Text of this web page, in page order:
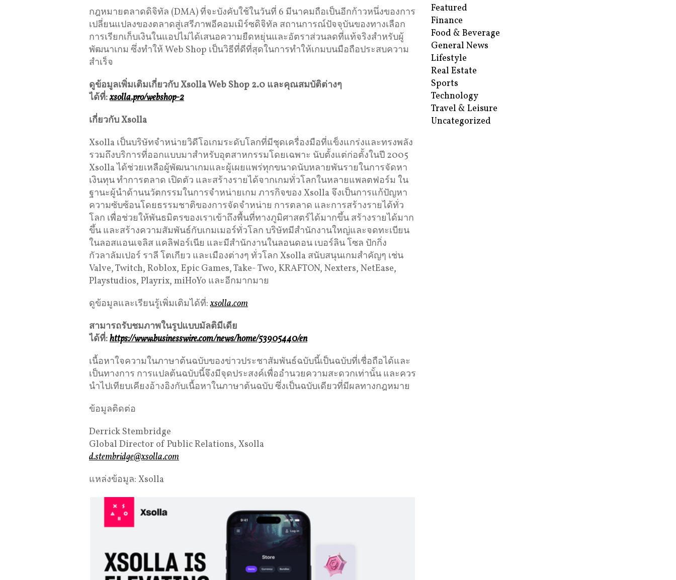
กฎหมายตลาดดิจิทัล (DMA) ที่จะบังคับใช้ในวันที่ 6 มีนาคมถือเป็นอีกก้าวหนึ่งของการ
เปลี่ยนแปลงของตลาดสู่เสรีภาพอีคอมเมิร์ซดิจิทัล สถานการณ์ปัจจุบันของทางเลือก
การเรียกเก็บเงินในแอปไม่ได้เสนอความยืดหยุ่นและอัตราส่วนลดที่แท้จริงสำหรับผู้
พัฒนาเกม ซึ่งทำให้ Web Shop เป็นวิธีที่ดีที่สุดในการทำให้เกมบนมือถือประสบความ
สำเร็จ
ดูข้อมูลเพิ่มเติมเกี่ยวกับXsolla Web Shop 2.0 และคุณสมบัติต่างๆ
ได้ที่:xsolla.pro/webshop-2
เกี่ยวกับXsolla
Xsolla เป็นบริษัทจำหน่ายวิดีโอเกมระดับโลกที่มีชุดเครื่องมือที่แข็งแกร่งและทรงพลัง
รวมถึงบริการที่ออกแบบมาสำหรับอุตสาหกรรมโดยเฉพาะ นับตั้งแต่ก่อตั้งในปี 2005
Xsolla ได้ช่วยเหลือผู้พัฒนาเกมและผู้เผยแพร่ทุกขนาดนับหลายพันรายในการจัดหา
เงินทุน ทำการตลาด เปิดตัว และสร้างรายได้จากเกมทั่วโลกในหลายแพลตฟอร์ม ใน
ฐานะผู้นำด้านนวัตกรรมในการจำหน่ายเกม ภารกิจของ Xsolla จึงเป็นการแก้ปัญหา
ความซับซ้อนโดยธรรมชาติของการจัดจำหน่าย การตลาด และการสร้างรายได้ทั่ว
โลก เพื่อช่วยให้พันธมิตรของเราเข้าถึงพื้นที่ทางภูมิศาสตร์ได้มากขึ้น สร้างรายได้มาก
ขึ้น และสร้างความสัมพันธ์กับเกมเมอร์ทั่วโลก บริษัทมีสำนักงานใหญ่และจดทะเบียน
ในลอสแอนเจลิส แคลิฟอร์เนีย และมีสำนักงานในลอนดอน เบอร์ลิน โซล ปักกิ่ง
กัวลาลัมเปอร์ ราลี โตเกียว และเมืองต่างๆ ทั่วโลก Xsolla สนับสนุนเกมสำคัญๆ เช่น
Valve, Twitch, Roblox, Epic Games, Take- Two, KRAFTON, Nexters, NetEase,
Playstudios, Playrix, miHoYo และอีกมากมาย
ดูข้อมูลและเรียนรู้เพิ่มเติมได้ที่:xsolla.com
สามารถรับชมภาพในรูปแบบมัลติมีเดีย
ได้ที่:https://www.businesswire.com/news/home/53905440/en
เนื้อหาใจความในภาษาต้นฉบับของข่าวประชาสัมพันธ์ฉบับนี้เป็นฉบับที่เชื่อถือได้และ
เป็นทางการ การแปลต้นฉบับนี้จึงมีจุดประสงค์เพื่ออำนวยความสะดวกเท่านั้น และควร
นำไปเทียบเคียงอ้างอิงกับเนื้อหาในภาษาต้นฉบับ ซึ่งเป็นฉบับเดียวที่มีผลทางกฎหมาย
ข้อมูลติดต่อ
Derrick Stembridge
Global Director of Public Relations, Xsolla
d.stembridge@xsolla.com
แหล่งข้อมูล: Xsolla
Featured
Finance
Food & Beverage
General News
Lifestyle
Real Estate
Sports
Technology
Travel & Leisure
Uncategorized